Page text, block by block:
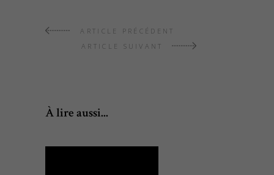
ARTICLE PRÉCÉDENT
ARTICLE SUIVANT
À lire aussi...